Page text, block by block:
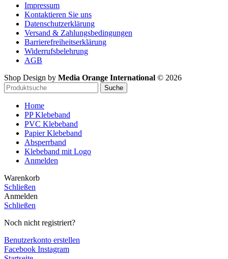
Impressum
Kontaktieren Sie uns
Datenschutzerklärung
Versand & Zahlungsbedingungen
Barrierefreiheitserklärung
Widerrufsbelehrung
AGB
Shop Design by Media Orange International © 2026
Suche
Home
PP Klebeband
PVC Klebeband
Papier Klebeband
Absperrband
Klebeband mit Logo
Anmelden
Warenkorb
Schließen
Anmelden
Schließen
Noch nicht registriert?
Benutzerkonto erstellen
Facebook Instagram